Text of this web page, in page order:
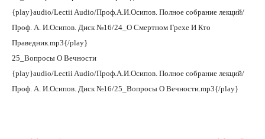
{play}audio/Lectii Audio/Проф.А.И.Осипов. Полное собрание лекций/
Проф. А. И.Осипов. Диск №16/24_О Смертном Грехе И Кто
Праведник.mp3{/play}
25_Вопросы О Вечности
{play}audio/Lectii Audio/Проф.А.И.Осипов. Полное собрание лекций/
Проф. А. И.Осипов. Диск №16/25_Вопросы О Вечности.mp3{/play}